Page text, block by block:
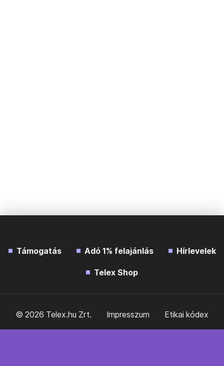
Támogatás Adó 1% felajánlás Hírlevelek
Telex Shop
© 2026 Telex.hu Zrt. Impresszum Etikai kódex